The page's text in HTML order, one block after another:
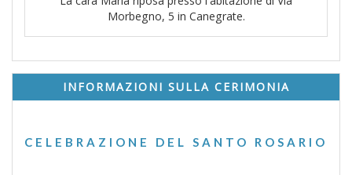
Morbegno, 5 in Canegrate.
INFORMAZIONI SULLA CERIMONIA
CELEBRAZIONE DEL SANTO ROSARIO